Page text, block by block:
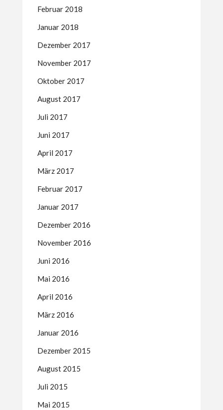
Februar 2018
Januar 2018
Dezember 2017
November 2017
Oktober 2017
August 2017
Juli 2017
Juni 2017
April 2017
März 2017
Februar 2017
Januar 2017
Dezember 2016
November 2016
Juni 2016
Mai 2016
April 2016
März 2016
Januar 2016
Dezember 2015
August 2015
Juli 2015
Mai 2015